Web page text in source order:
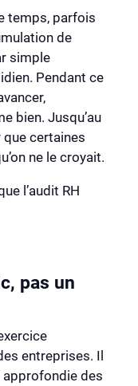
temps, parfois
de
simple
Pendant ce
bien. Jusqu’au
certaines
ne le croyait.
l’audit RH
pas un
entreprises. Il
approfondie des